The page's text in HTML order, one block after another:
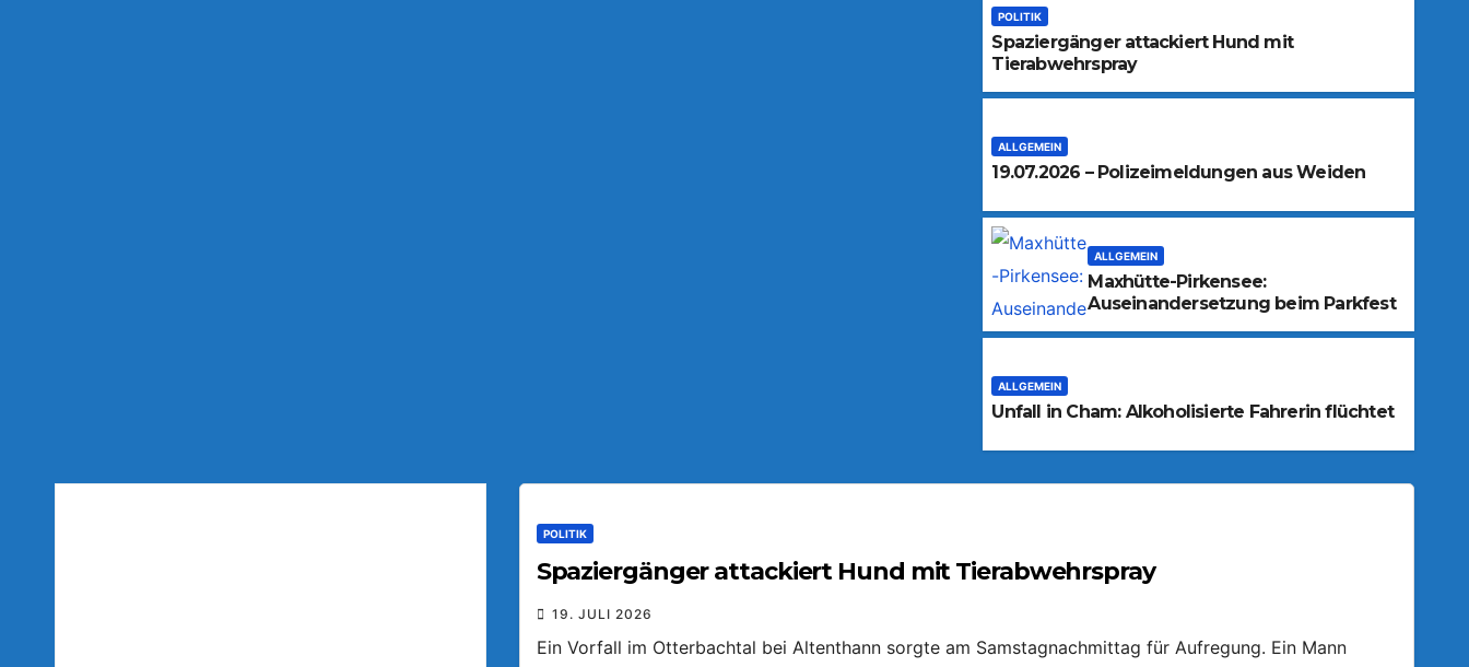
POLITIK
Spaziergänger attackiert Hund mit
Tierabwehrspray
ALLGEMEIN
19.07.2026 – Polizeimeldungen aus Weiden
ALLGEMEIN
Maxhütte-Pirkensee:
Auseinandersetzung beim Parkfest
ALLGEMEIN
Unfall in Cham: Alkoholisierte Fahrerin flüchtet
POLITIK
Spaziergänger attackiert Hund mit Tierabwehrspray
19. JULI 2026
Ein Vorfall im Otterbachtal bei Altenthann sorgte am Samstagnachmittag für Aufregung. Ein Mann